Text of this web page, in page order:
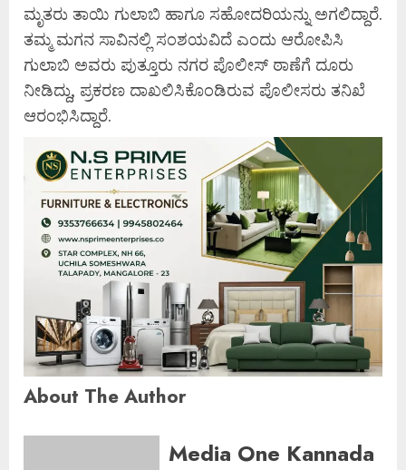
ಮೃತರು ತಾಯಿ ಗುಲಾಬಿ ಹಾಗೂ ಸಹೋದರಿಯನ್ನು ಅಗಲಿದ್ದಾರೆ.
ತಮ್ಮ ಮಗನ ಸಾವಿನಲ್ಲಿ ಸಂಶಯವಿದೆ ಎಂದು ಆರೋಪಿಸಿ
ಗುಲಾಬಿ ಅವರು ಪುತ್ತೂರು ನಗರ ಪೊಲೀಸ್ ಠಾಣೆಗೆ ದೂರು
ನೀಡಿದ್ದು, ಪ್ರಕರಣ ದಾಖಲಿಸಿಕೊಂಡಿರುವ ಪೊಲೀಸರು ತನಿಖೆ
ಆರಂಭಿಸಿದ್ದಾರೆ.
About The Author
Media One Kannada